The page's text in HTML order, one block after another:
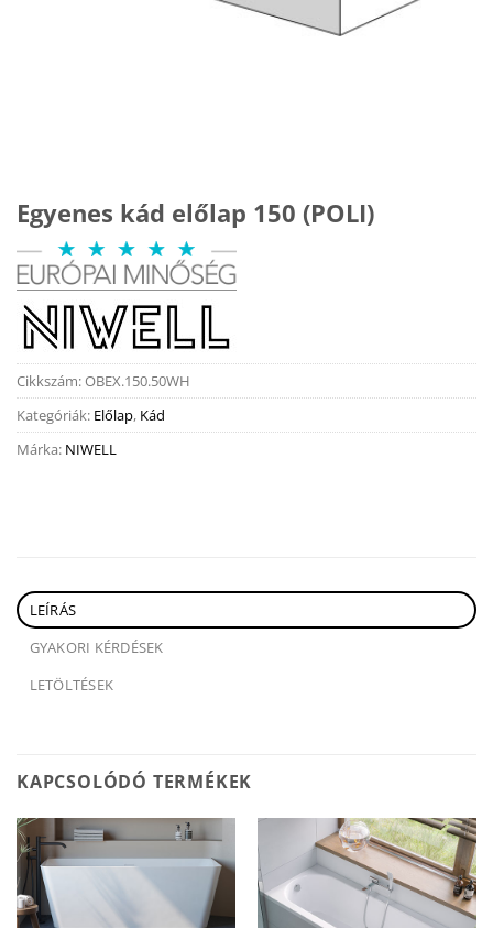
Egyenes kád előlap 150 (POLI)
Cikkszám:OBEX.150.50WH
Kategóriák: Előlap, Kád
Márka: NIWELL
LEÍRÁS
GYAKORI KÉRDÉSEK
LETÖLTÉSEK
KAPCSOLÓDÓ TERMÉKEK